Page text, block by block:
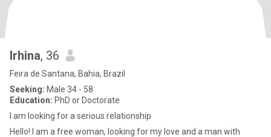
Irhina, 36
Feira de Santana, Bahia, Brazil
Seeking: Male 34 - 58
Education: PhD or Doctorate
I am looking for a serious relationship
Hello! I am a free woman, looking for my love and a man with